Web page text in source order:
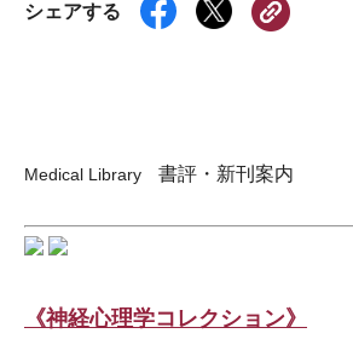
シェアする
Medical Library 書評・新刊案内
《神経心理学コレクション》